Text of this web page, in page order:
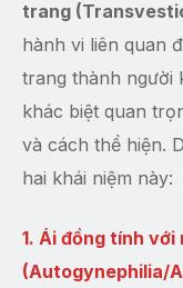
trang
hành vi liên quan
trang thành người
khác biệt quan
và cách thể hiện.
hai khái niệm này:
1. Ái đồng tính
(Autogynephilia/